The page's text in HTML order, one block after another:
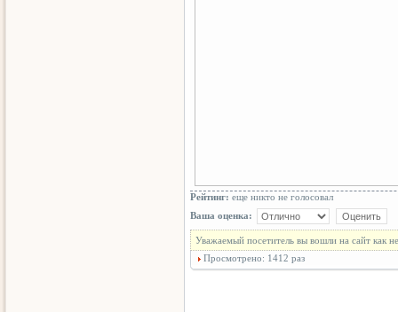
Рейтинг: еще никто не голосовал
Ваша оценка:
Уважаемый посетитель вы вошли на сайт как
Просмотрено: 1412 раз